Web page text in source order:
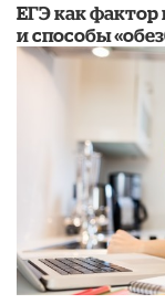
​ЕГЭ как фактор
и способы